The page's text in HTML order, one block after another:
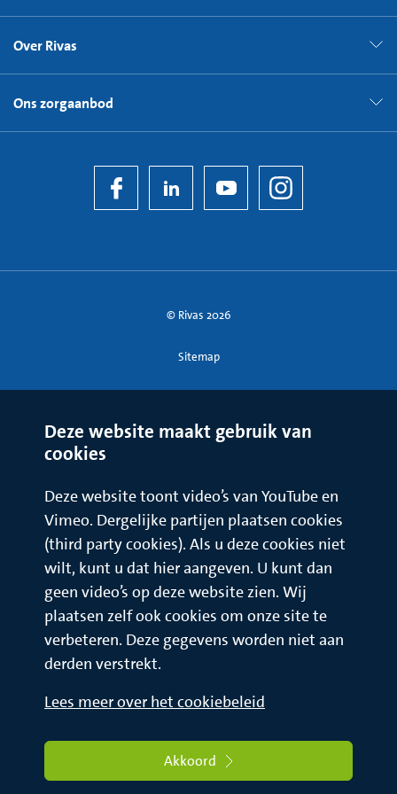
Over Rivas
Ons zorgaanbod
© Rivas 2026
Sitemap
Deze website maakt gebruik van
cookies
Deze website toont video’s van YouTube en
Vimeo. Dergelijke partijen plaatsen cookies
(third party cookies). Als u deze cookies niet
wilt, kunt u dat hier aangeven. U kunt dan
geen video’s op deze website zien. Wij
plaatsen zelf ook cookies om onze site te
verbeteren. Deze gegevens worden niet aan
derden verstrekt.
Lees meer over het cookiebeleid
Akkoord